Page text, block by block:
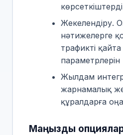
Жекелендіру.
нәтижелерге
трафикті
параметрлерін
Жылдам
жарнамалық
құралдарға
Маңызды